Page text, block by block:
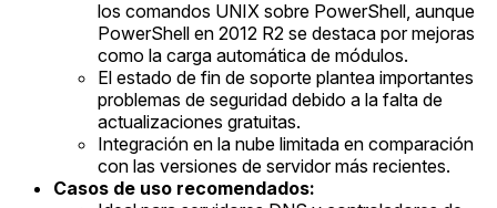
los comandos UNIX sobre PowerShell, aunque
PowerShell en 2012 R2 se destaca por mejoras
como la carga automática de módulos.
El estado de fin de soporte plantea importantes
problemas de seguridad debido a la falta de
actualizaciones gratuitas.
Integración en la nube limitada en comparación
con las versiones de servidor más recientes.
Casos de uso recomendados: